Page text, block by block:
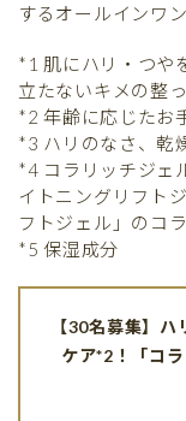
するオールインワン
*1 肌にハリ・つや
立たないキメの整
*2 年齢に応じたお
*3 ハリのなさ、乾
*4 コラリッチジェ
イトニングリフト
フトジェル」のコ
*5 保湿成分
【30名募集】
ケア*2！「コ